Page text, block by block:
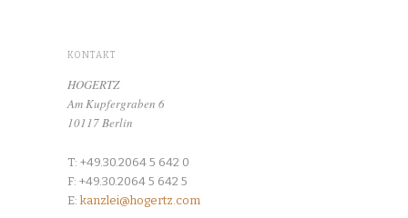
KONTAKT
HOGERTZ
Am Kupfergraben 6
10117 Berlin
T: +49.30.2064 5 642 0
F: +49.30.2064 5 642 5
E: kanzlei@hogertz.com